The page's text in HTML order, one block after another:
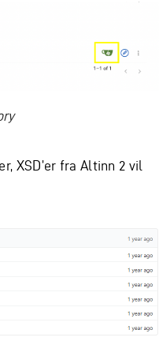
XSD’er fra Altinn 2 vil